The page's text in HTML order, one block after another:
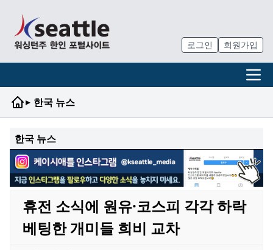
로그인 회원가입
▸ 한국 뉴스
한국 뉴스
휴전 소식에 원유·코스피 각각 하락
베팅한 개미들 희비 교차